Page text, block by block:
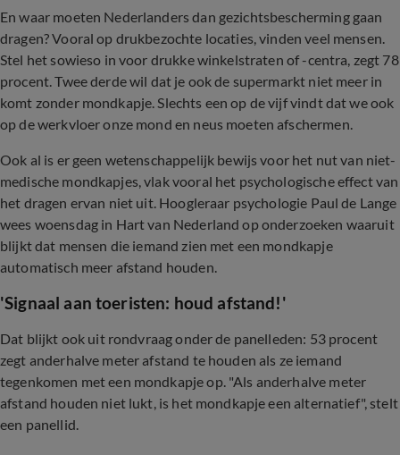
En waar moeten Nederlanders dan gezichtsbescherming gaan
dragen? Vooral op drukbezochte locaties, vinden veel mensen.
Stel het sowieso in voor drukke winkelstraten of -centra, zegt 78
procent. Twee derde wil dat je ook de supermarkt niet meer in
komt zonder mondkapje. Slechts een op de vijf vindt dat we ook
op de werkvloer onze mond en neus moeten afschermen.
Ook al is er geen wetenschappelijk bewijs voor het nut van niet-
medische mondkapjes, vlak vooral het psychologische effect van
het dragen ervan niet uit. Hoogleraar psychologie Paul de Lange
wees woensdag in Hart van Nederland op onderzoeken waaruit
blijkt dat mensen die iemand zien met een mondkapje
automatisch meer afstand houden.
'Signaal aan toeristen: houd afstand!'
Dat blijkt ook uit rondvraag onder de panelleden: 53 procent
zegt anderhalve meter afstand te houden als ze iemand
tegenkomen met een mondkapje op. "Als anderhalve meter
afstand houden niet lukt, is het mondkapje een alternatief", stelt
een panellid.